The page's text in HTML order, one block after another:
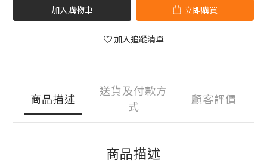
加入購物車 立即購買
加入追蹤清單
商品描述
送貨及付款方
式
顧客評價
商品描述